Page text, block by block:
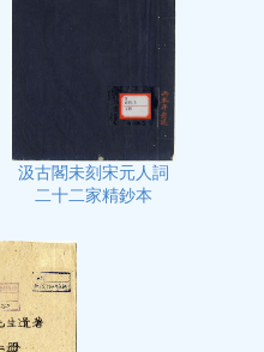
汲古閣未刻宋元人詞
二十二家精鈔本